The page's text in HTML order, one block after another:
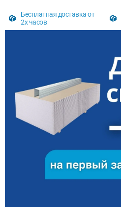
Бесплатная доставка от
2х часов